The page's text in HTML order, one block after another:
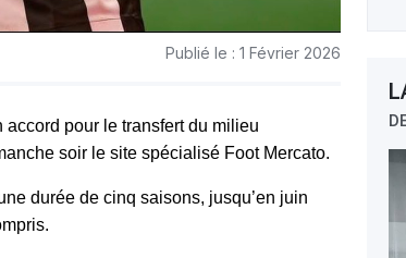
Publié le : 1 Février 2026
pour le transfert du milieu
soir le site spécialisé Foot Mercato.
durée de cinq saisons, jusqu’en juin